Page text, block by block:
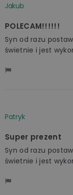
Jakub
POLECAM!!!!!!
Syn od razu
świetnie i jest
Patryk
Super prezent
Syn od razu
świetnie i jest